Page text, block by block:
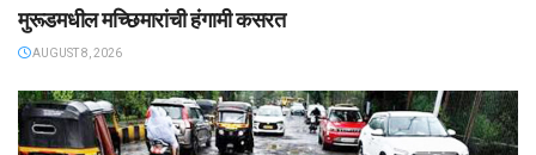
मुरूडमधील मच्छिमारांची हंगामी कसरत
AUGUST 8, 2026